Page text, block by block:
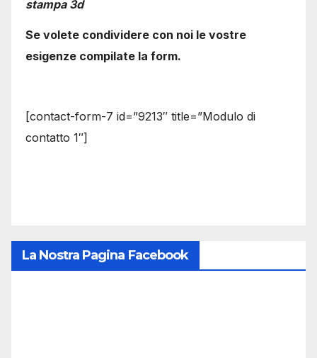
stampa 3d
Se volete condividere con noi le vostre
esigenze compilate la form.
[contact-form-7 id=”9213″ title=”Modulo di
contatto 1″]
La Nostra Pagina Facebook